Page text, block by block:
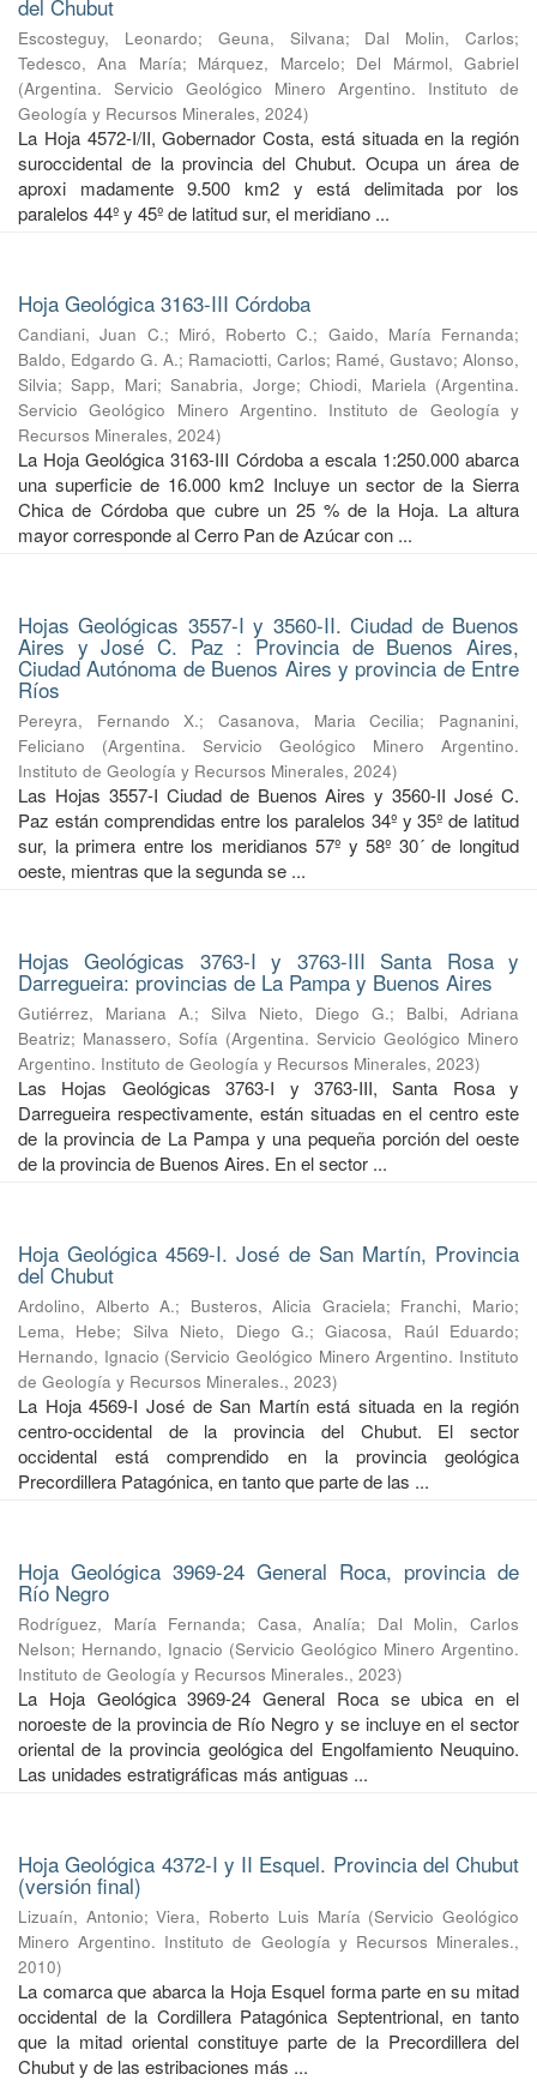
del Chubut
Escosteguy, Leonardo; Geuna, Silvana; Dal Molin, Carlos;
Tedesco, Ana María; Márquez, Marcelo; Del Mármol, Gabriel
(Argentina. Servicio Geológico Minero Argentino. Instituto de
Geología y Recursos Minerales, 2024)
La Hoja 4572-I/II, Gobernador Costa, está situada en la región
suroccidental de la provincia del Chubut. Ocupa un área de
aproxi madamente 9.500 km2 y está delimitada por los
paralelos 44º y 45º de latitud sur, el meridiano ...
Hoja Geológica 3163-III Córdoba
Candiani, Juan C.; Miró, Roberto C.; Gaido, María Fernanda;
Baldo, Edgardo G. A.; Ramaciotti, Carlos; Ramé, Gustavo; Alonso,
Silvia;Sapp, Mari;Sanabria, Jorge;Chiodi, Mariela (Argentina.
Servicio Geológico Minero Argentino. Instituto de Geología y
Recursos Minerales, 2024)
La Hoja Geológica 3163-III Córdoba a escala 1:250.000 abarca
una superficie de 16.000 km2 Incluye un sector de la Sierra
Chica de Córdoba que cubre un 25 % de la Hoja. La altura
mayor corresponde al Cerro Pan de Azúcar con ...
Hojas Geológicas 3557-I y 3560-II. Ciudad de Buenos
Aires y José C. Paz : Provincia de Buenos Aires,
Ciudad Autónoma de Buenos Aires y provincia de Entre
Ríos
Pereyra, Fernando X.;Casanova, Maria Cecilia; Pagnanini,
Feliciano
(Argentina. Servicio Geológico Minero Argentino.
Instituto de Geología y Recursos Minerales, 2024)
Las Hojas 3557-I Ciudad de Buenos Aires y 3560-II José C.
Paz están comprendidas entre los paralelos 34º y 35º de latitud
sur, la primera entre los meridianos 57º y 58º 30´ de longitud
oeste, mientras que la segunda se ...
Hojas Geológicas 3763-I y 3763-III Santa Rosa y
Darregueira: provincias de La Pampa y Buenos Aires
Gutiérrez, Mariana A.; Silva Nieto, Diego G.; Balbi, Adriana
Beatriz; Manassero, Sofía (Argentina. Servicio Geológico Minero
Argentino. Instituto de Geología y Recursos Minerales, 2023)
Las Hojas Geológicas 3763-I y 3763-III, Santa Rosa y
Darregueira respectivamente, están situadas en el centro este
de la provincia de La Pampa y una pequeña porción del oeste
de la provincia de Buenos Aires. En el sector ...
Hoja Geológica 4569-I. José de San Martín, Provincia
del Chubut
Ardolino, Alberto A.; Busteros, Alicia Graciela; Franchi, Mario;
Lema, Hebe; Silva Nieto, Diego G.;Giacosa, Raúl Eduardo;
Hernando, Ignacio (Servicio Geológico Minero Argentino. Instituto
de Geología y Recursos Minerales., 2023)
La Hoja 4569-I José de San Martín está situada en la región
centro-occidental de la provincia del Chubut. El sector
occidental está comprendido en la provincia geológica
Precordillera Patagónica, en tanto que parte de las ...
Hoja Geológica 3969-24 General Roca, provincia de
Río Negro
Rodríguez, María Fernanda; Casa, Analía; Dal Molin, Carlos
Nelson; Hernando, Ignacio (Servicio Geológico Minero Argentino.
Instituto de Geología y Recursos Minerales., 2023)
La Hoja Geológica 3969-24 General Roca se ubica en el
noroeste de la provincia de Río Negro y se incluye en el sector
oriental de la provincia geológica del Engolfamiento Neuquino.
Las unidades estratigráficas más antiguas ...
Hoja Geológica 4372-I y II Esquel. Provincia del Chubut
(versión final)
Lizuaín, Antonio;Viera, Roberto Luis María (Servicio Geológico
Minero Argentino. Instituto de Geología y Recursos Minerales.,
2010)
La comarca que abarca la Hoja Esquel forma parte en su mitad
occidental de la Cordillera Patagónica Septentrional, en tanto
que la mitad oriental constituye parte de la Precordillera del
Chubut y de las estribaciones más ...